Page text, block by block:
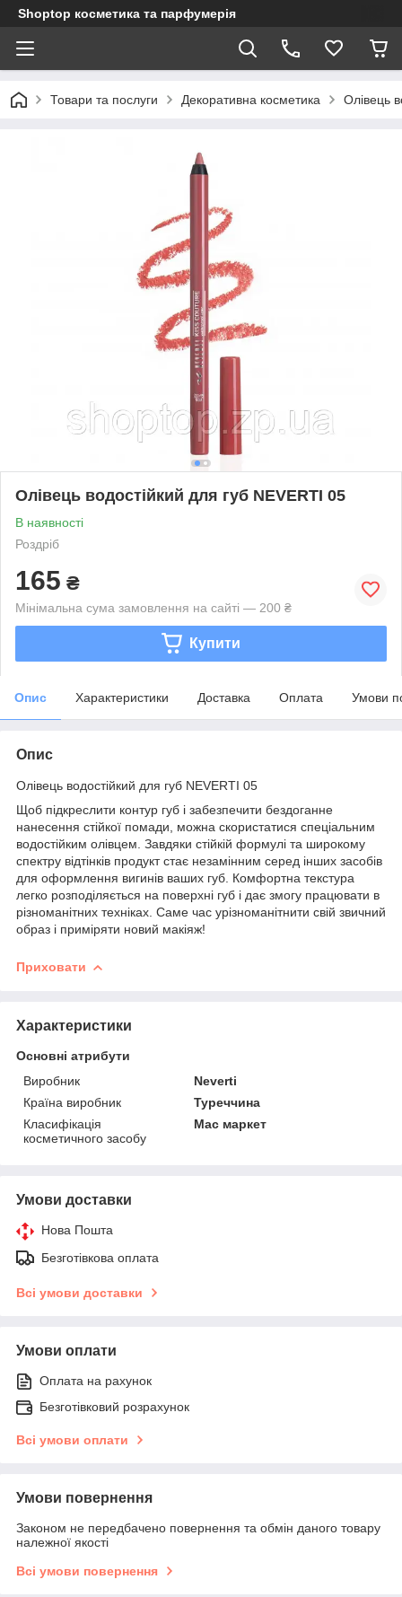
Shoptop косметика та парфумерія
Товари та послуги Декоративна косметика Олівець
Олівець водостійкий для губ NEVERTI 05
В наявності
Роздріб
165 ₴
Мінімальна сума замовлення на сайті — 200 ₴
Купити
Опис Характеристики Доставка Оплата Умови
Опис
Олівець водостійкий для губ NEVERTI 05
Щоб підкреслити контур губ і забезпечити бездоганне
нанесення стійкої помади, можна скористатися спеціальним
водостійким олівцем. Завдяки стійкій формулі та широкому
спектру відтінків продукт стає незамінним серед інших засобів
для оформлення вигинів ваших губ. Комфортна текстура
легко розподіляється на поверхні губ і дає змогу працювати в
різноманітних техніках. Саме час урізноманітнити свій звичний
образ і приміряти новий макіяж!
Приховати
Характеристики
Основні атрибути
Виробник
Neverti
Країна виробник
Туреччина
Класифікація
косметичного засобу
Мас маркет
Умови доставки
Нова Пошта
Безготівкова оплата
Всі умови доставки
Умови оплати
Оплата на рахунок
Безготівковий розрахунок
Всі умови оплати
Умови повернення
Законом не передбачено повернення та обмін даного товару
належної якості
Всі умови повернення